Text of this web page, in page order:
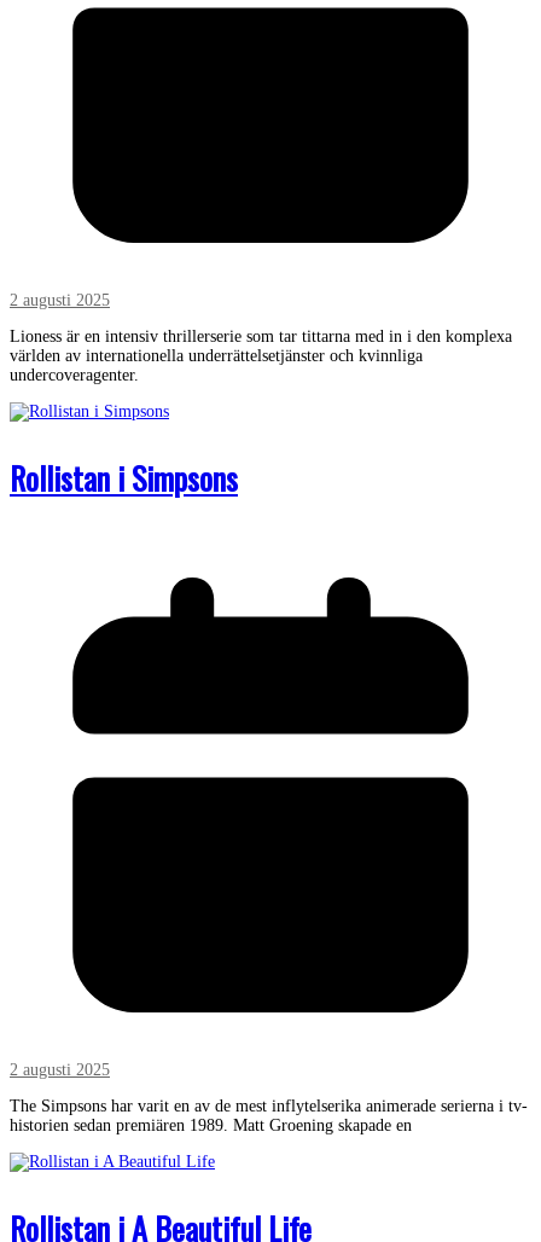
2 augusti 2025
Lioness är en intensiv thrillerserie som tar tittarna med in i den komplexa
världen av internationella underrättelsetjänster och kvinnliga
undercoveragenter.
Rollistan i Simpsons
2 augusti 2025
The Simpsons har varit en av de mest inflytelserika animerade serierna i tv-
historien sedan premiären 1989. Matt Groening skapade en
Rollistan i A Beautiful Life